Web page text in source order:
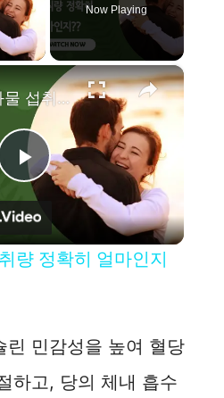
Video
Now Playing
×
P
l
y
당뇨 탄수화물 섭취량 정확히 얼마인지 알고 있어요?
량 정확히 얼마인지
린 민감성을 높여 혈당
하고, 당의 체내 흡수